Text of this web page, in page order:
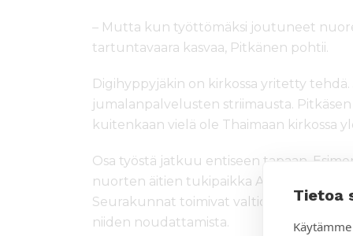
Tietoa
– Mutta kun työttömäksi joutuneet
tartuntavaara kasvaa, Pitkänen pohtii.
Digihyppyjäkin on kirkossa yritetty
jumalanpalvelusten striimausta.
kuitenkaan vielä ole Thaimaan kirkossa
Osa työstä jatkuu entiseen tapaan.
nuorten äitien tukipaikka Armon koti
Seurakunnat toimivat valtion antamien
niiden noudattamista.